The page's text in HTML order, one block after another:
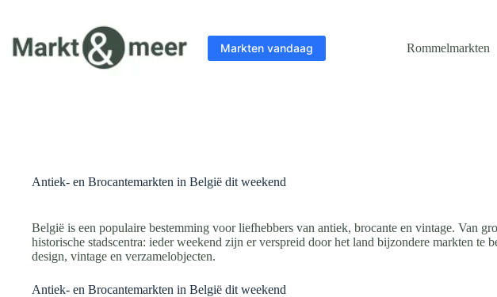
de
inhoud
Markten vandaag Rommelmarkten
Antiek- en Brocantemarkten in België dit weekend
België is een populaire bestemming voor liefhebbers van antiek, brocante en vintage. Van
historische stadscentra: ieder weekend zijn er verspreid door het land bijzondere markten
design, vintage en verzamelobjecten.
Antiek- en Brocantemarkten in België dit weekend